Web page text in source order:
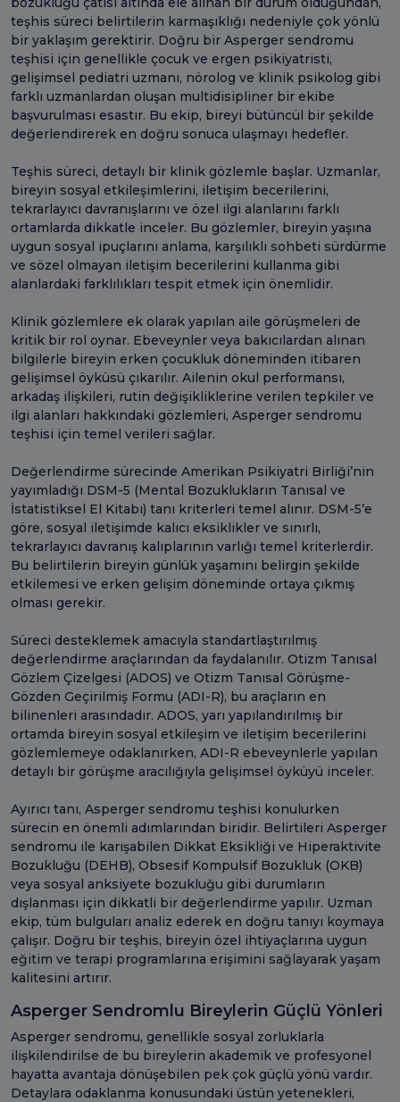
teşhis süreci belirtilerin karmaşıklığı nedeniyle çok yönlü
bir yaklaşım gerektirir. Doğru bir Asperger sendromu
teşhisi için genellikle çocuk ve ergen psikiyatristi,
gelişimsel pediatri uzmanı, nörolog ve klinik psikolog gibi
farklı uzmanlardan oluşan multidisipliner bir ekibe
başvurulması esastır. Bu ekip, bireyi bütüncül bir şekilde
değerlendirerek en doğru sonuca ulaşmayı hedefler.
Teşhis süreci, detaylı bir klinik gözlemle başlar. Uzmanlar,
bireyin sosyal etkileşimlerini, iletişim becerilerini,
tekrarlayıcı davranışlarını ve özel ilgi alanlarını farklı
ortamlarda dikkatle inceler. Bu gözlemler, bireyin yaşına
uygun sosyal ipuçlarını anlama, karşılıklı sohbeti sürdürme
ve sözel olmayan iletişim becerilerini kullanma gibi
alanlardaki farklılıkları tespit etmek için önemlidir.
Klinik gözlemlere ek olarak yapılan aile görüşmeleri de
kritik bir rol oynar. Ebeveynler veya bakıcılardan alınan
bilgilerle bireyin erken çocukluk döneminden itibaren
gelişimsel öyküsü çıkarılır. Ailenin okul performansı,
arkadaş ilişkileri, rutin değişikliklerine verilen tepkiler ve
ilgi alanları hakkındaki gözlemleri, Asperger sendromu
teşhisi için temel verileri sağlar.
Değerlendirme sürecinde Amerikan Psikiyatri Birliği’nin
yayımladığı DSM-5 (Mental Bozuklukların Tanısal ve
İstatistiksel El Kitabı) tanı kriterleri temel alınır. DSM-5’e
göre, sosyal iletişimde kalıcı eksiklikler ve sınırlı,
tekrarlayıcı davranış kalıplarının varlığı temel kriterlerdir.
Bu belirtilerin bireyin günlük yaşamını belirgin şekilde
etkilemesi ve erken gelişim döneminde ortaya çıkmış
olması gerekir.
Süreci desteklemek amacıyla standartlaştırılmış
değerlendirme araçlarından da faydalanılır. Otizm Tanısal
Gözlem Çizelgesi (ADOS) ve Otizm Tanısal Görüşme-
Gözden Geçirilmiş Formu (ADI-R), bu araçların en
bilinenleri arasındadır. ADOS, yarı yapılandırılmış bir
ortamda bireyin sosyal etkileşim ve iletişim becerilerini
gözlemlemeye odaklanırken, ADI-R ebeveynlerle yapılan
detaylı bir görüşme aracılığıyla gelişimsel öyküyü inceler.
Ayırıcı tanı, Asperger sendromu teşhisi konulurken
sürecin en önemli adımlarından biridir. Belirtileri Asperger
sendromu ile karışabilen Dikkat Eksikliği ve Hiperaktivite
Bozukluğu (DEHB), Obsesif Kompulsif Bozukluk (OKB)
veya sosyal anksiyete bozukluğu gibi durumların
dışlanması için dikkatli bir değerlendirme yapılır. Uzman
ekip, tüm bulguları analiz ederek en doğru tanıyı koymaya
çalışır. Doğru bir teşhis, bireyin özel ihtiyaçlarına uygun
eğitim ve terapi programlarına erişimini sağlayarak yaşam
kalitesini artırır.
Asperger Sendromlu Bireylerin Güçlü Yönleri
Asperger sendromu, genellikle sosyal zorluklarla
ilişkilendirilse de bu bireylerin akademik ve profesyonel
hayatta avantaja dönüşebilen pek çok güçlü yönü vardır.
Detaylara odaklanma konusundaki üstün yetenekleri,